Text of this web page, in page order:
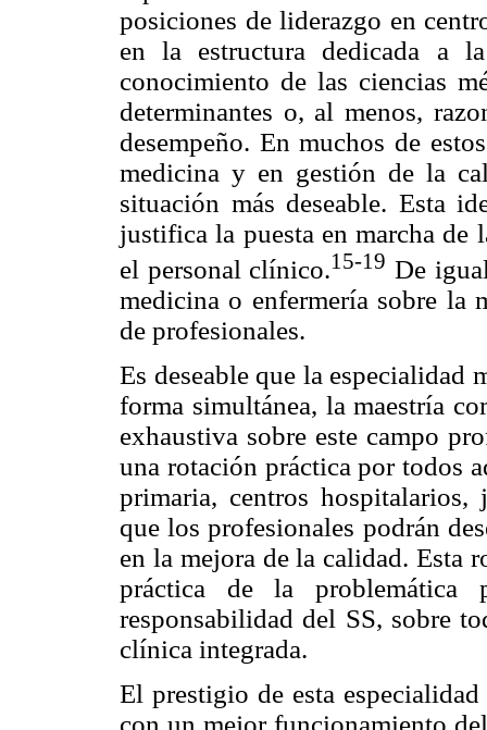
posiciones de liderazgo en
en la estructura dedicada a
conocimiento de las ciencias
determinantes o, al menos,
desempeño. En muchos de
medicina y en gestión de la
situación más deseable. Esta
justifica la puesta en marcha de
el personal clínico.15-19 De
medicina o enfermería sobre la
de profesionales.
Es deseable que la especialidad
forma simultánea, la maestría
exhaustiva sobre este campo
una rotación práctica por todos
primaria, centros
que los profesionales podrán
en la mejora de la calidad. Esta
práctica de la problemática
responsabilidad del SS, sobre
clínica integrada.
El prestigio de esta